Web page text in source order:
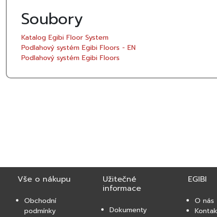
Soubory
Katalog Egibi Floor System
Podlahový systém Egibi Floors - EN
Podlahový systém Egibi Floors
Vše o nákupu
Obchodní
podmínky
Užitečné
informace
Dokumenty
EGIBI
O nás